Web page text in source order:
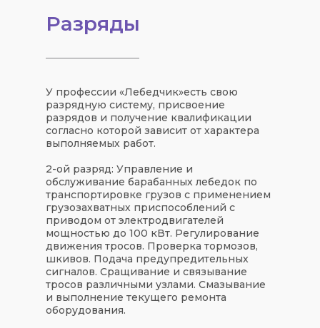
Разряды
У профессии «Лебедчик»есть свою
разрядную систему, присвоение
разрядов и получение квалификации
согласно которой зависит от характера
выполняемых работ.
2-ой разряд: Управление и
обслуживание барабанных лебедок по
транспортировке грузов с применением
грузозахватных приспособлений с
приводом от электродвигателей
мощностью до 100 кВт. Регулирование
движения тросов. Проверка тормозов,
шкивов. Подача предупредительных
сигналов. Сращивание и связывание
тросов различными узлами. Смазывание
и выполнение текущего ремонта
оборудования.